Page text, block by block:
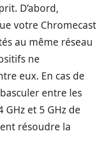
D’abord,
votre Chromecast
au même réseau
ne
eux. En cas de
entre les
et 5 GHz de
résoudre la